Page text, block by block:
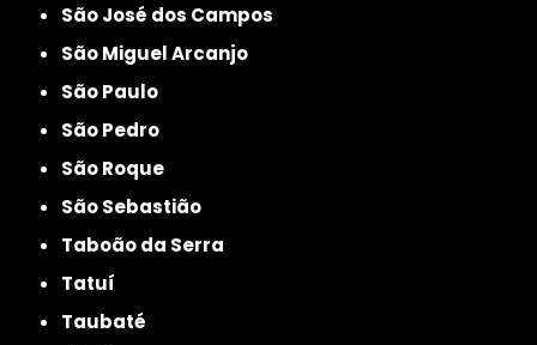
São José dos Campos
São Miguel Arcanjo
São Paulo
São Pedro
São Roque
São Sebastião
Taboão da Serra
Tatuí
Taubaté